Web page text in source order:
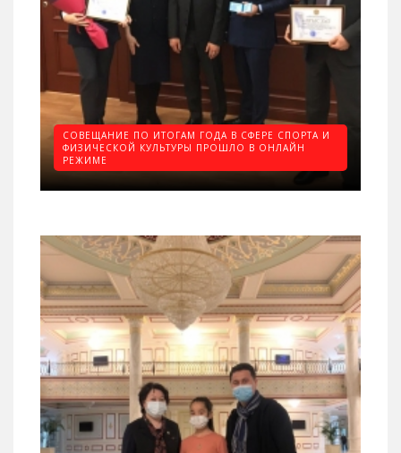
СОВЕЩАНИЕ ПО ИТОГАМ ГОДА В СФЕРЕ СПОРТА И
ФИЗИЧЕСКОЙ КУЛЬТУРЫ ПРОШЛО В ОНЛАЙН
РЕЖИМЕ